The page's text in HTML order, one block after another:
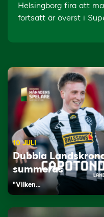
Helsingborg fira att
fortsatt är överst i
10 JULI
Dubbla
summeras
"Vilken…